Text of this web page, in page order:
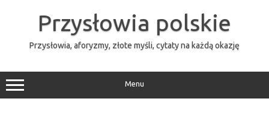
Przysłowia polskie
Przysłowia, aforyzmy, złote myśli, cytaty na każdą okazję
Menu